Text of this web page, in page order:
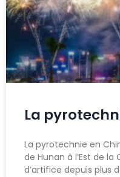
La
La pyrotechnie en
de Hunan à l’Est de
d’artifice depuis plus